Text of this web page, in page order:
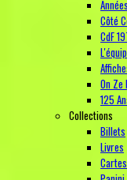
Côté
CdF
On Ze
125
Collections
Billets
Livres
Cartes